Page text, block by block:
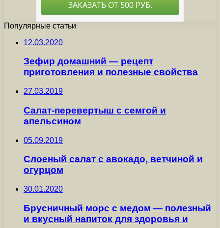
Популярные статьи
12.03.2020
Зефир домашний — рецепт
приготовления и полезные свойства
27.03.2019
Салат-перевертыш с семгой и
апельсином
05.09.2019
Слоеный салат с авокадо, ветчиной и
огурцом
30.01.2020
Брусничный морс с медом — полезный
и вкусный напиток для здоровья и